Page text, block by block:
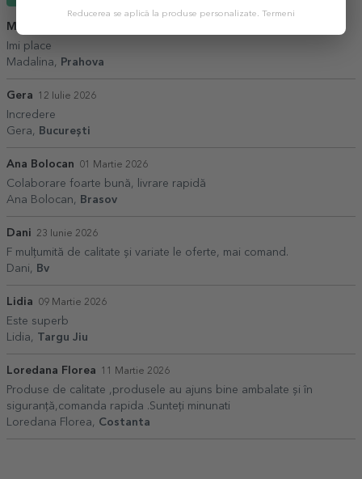
Madalina
Imi place
Madalina,
Prahova
Gera 12 Iulie 2026
Incredere
Gera,
București
Ana Bolocan 01 Martie 2026
Colaborare foarte bună, livrare rapidă
Ana Bolocan,
Brasov
Dani 23 Iunie 2026
F mulțumită de calitate și variate le oferte, mai comand.
Dani,
Bv
Lidia 09 Martie 2026
Este superb
Lidia, Targu Jiu
Loredana Florea 11 Martie 2026
Produse de calitate ,produsele au ajuns bine ambalate și în
siguranță,comanda rapida .Sunteți minunati
Loredana Florea, Costanta
Reducerea se aplică la produse personalizate. Termeni